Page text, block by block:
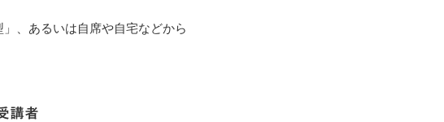
、あるいは自席や自宅などから